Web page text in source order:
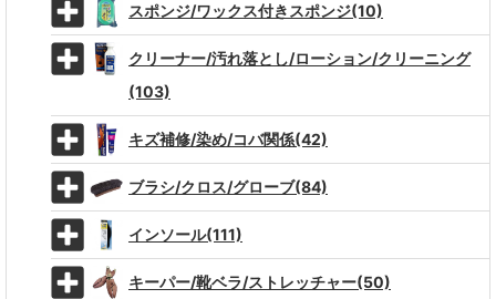
スポンジ/ワックス付きスポンジ(10)
クリーナー/汚れ落とし/ローション/クリーニング
(103)
キズ補修/染め/コバ関係(42)
ブラシ/クロス/グローブ(84)
インソール(111)
キーパー/靴ベラ/ストレッチャー(50)